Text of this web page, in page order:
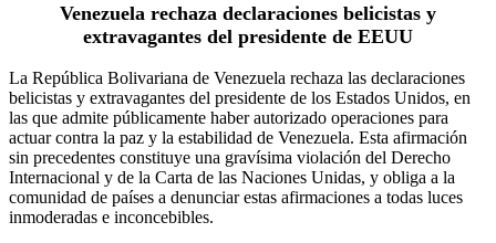
Venezuela rechaza declaraciones belicistas y
extravagantes del presidente de EEUU
La República Bolivariana de Venezuela rechaza las declaraciones
belicistas y extravagantes del presidente de los Estados Unidos, en
las que admite públicamente haber autorizado operaciones para
actuar contra la paz y la estabilidad de Venezuela. Esta afirmación
sin precedentes constituye una gravísima violación del Derecho
Internacional y de la Carta de las Naciones Unidas, y obliga a la
comunidad de países a denunciar estas afirmaciones a todas luces
inmoderadas e inconcebibles.